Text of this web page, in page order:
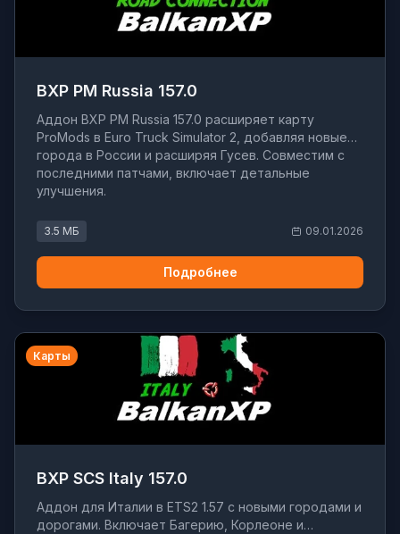
BXP PM Russia 157.0
Аддон BXP PM Russia 157.0 расширяет карту
ProMods в Euro Truck Simulator 2, добавляя новые
города в России и расширяя Гусев. Совместим с
последними патчами, включает детальные
улучшения.
3.5 МБ 09.01.2026
Подробнее
Карты
BXP SCS Italy 157.0
Аддон для Италии в ETS2 1.57 с новыми городами и
дорогами. Включает Багерию, Корлеоне и